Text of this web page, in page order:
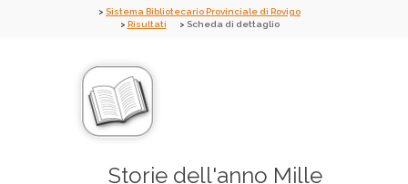
Sistema Bibliotecario Provinciale di Rovigo
Risultati
Scheda di dettaglio
Storie dell'anno Mille